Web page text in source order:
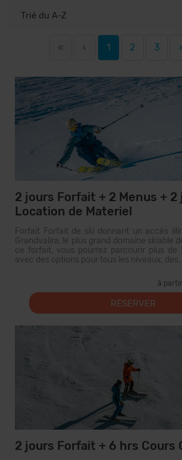
« ‹ 1 2 3 ›
2 jours Forfait + 2 Menus + 2
Location de Materiel
Forfait Forfait de ski donnant un accès
Grandvalira, le plus grand domaine skiable
ce forfait, vous pourrez parcourir plus de
avec des options pour tous les niveaux,
à
RÉSERVER
2 jours Forfait + 6 hrs Cours